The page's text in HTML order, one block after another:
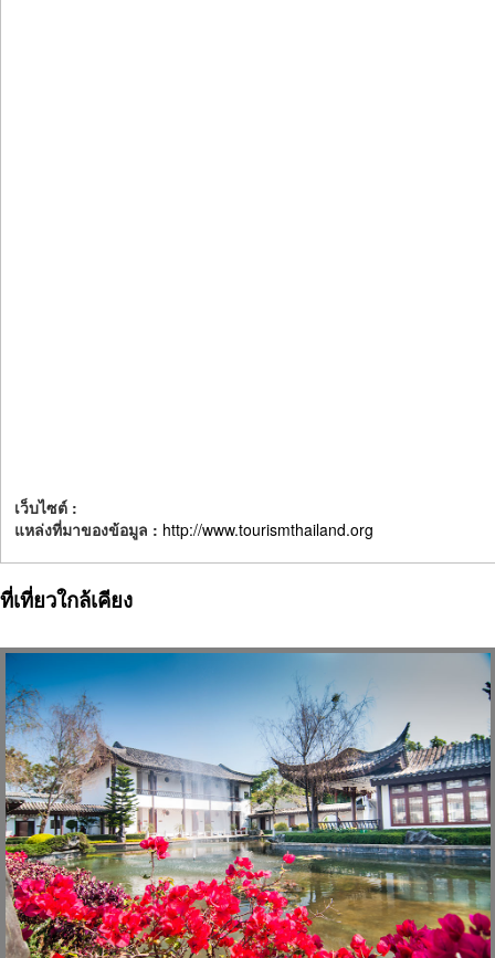
เว็บไซต์ :
แหล่งที่มาของข้อมูล : http://www.tourismthailand.org
ที่เที่ยวใกล้เคียง